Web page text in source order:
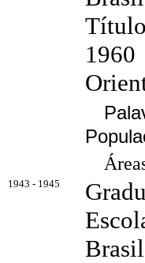
1960
1943 - 1945
Brasil